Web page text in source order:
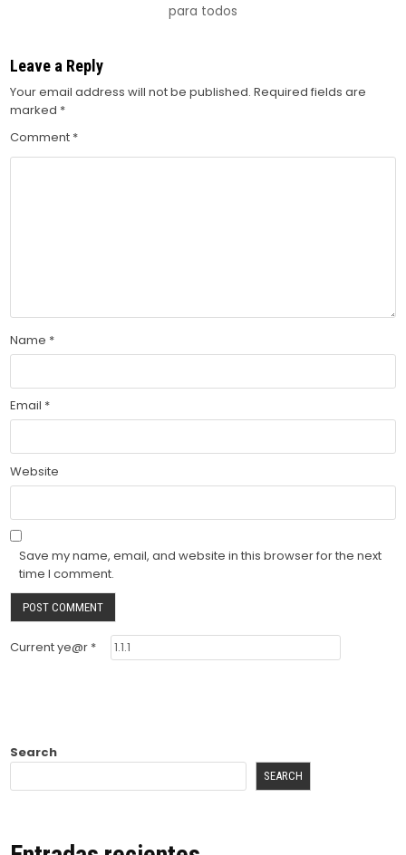
para todos
Leave a Reply
Your email address will not be published. Required fields are
marked *
Comment *
Name *
Email *
Website
Save my name, email, and website in this browser for the next
time I comment.
Current ye@r *
Search
SEARCH